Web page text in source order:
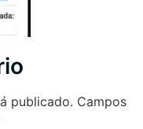
publicado. Campos